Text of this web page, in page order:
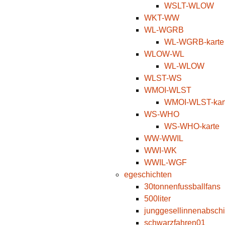
WSLT-WLOW
WKT-WW
WL-WGRB
WL-WGRB-karte
WLOW-WL
WL-WLOW
WLST-WS
WMOI-WLST
WMOI-WLST-
WS-WHO
WS-WHO-karte
WW-WWIL
WWI-WK
WWIL-WGF
egeschichten
30tonnenfussballfans
500liter
schwarzfahren01